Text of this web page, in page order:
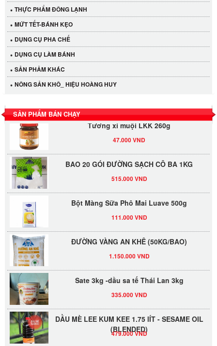
THỰC PHẨM ĐÔNG LẠNH
MỨT TẾT-BÁNH KẸO
DỤNG CỤ PHA CHẾ
DỤNG CỤ LÀM BÁNH
SẢN PHẢM KHÁC
NÔNG SẢN KHÔ_ HIỆU HOÀNG HUY
SẢN PHẨM BÁN CHẠY
LỐC 12 HỦ Tương xí muội LKK 260g
Tương xí muội LKK 260g
BAO 20 GÓI ĐƯỜNG SẠCH CÔ BA 1KG
ĐƯỜNG VÀNG AN KHÊ (50KG/BAO)
Sate 3kg -dầu sa tế Thái Lan 3kg
DẦU MÈ LEE KUM KEE 1.75 lÍT - SESAME OIL
(BLENDED)
479.000 VND